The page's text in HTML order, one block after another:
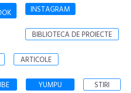
INSTAGRAM
BIBLIOTECA DE PROIECTE
ARTICOLE
YUMPU STIRI